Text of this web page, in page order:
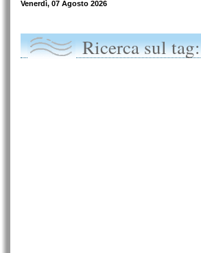
Venerdì, 07 Agosto 2026
Ricerca sul tag: